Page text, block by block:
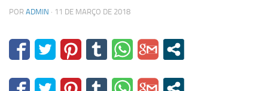
POR ADMIN · 11 DE MARÇO DE 2018